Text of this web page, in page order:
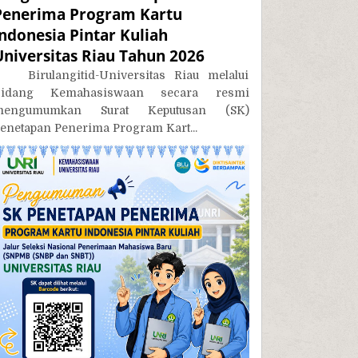
Program Kartu
Pintar Kuliah
Riau Tahun 2026
Universitas Riau melalui
Kemahasiswaan secara resmi
Surat Keputusan (SK)
Penerima Program Kart...